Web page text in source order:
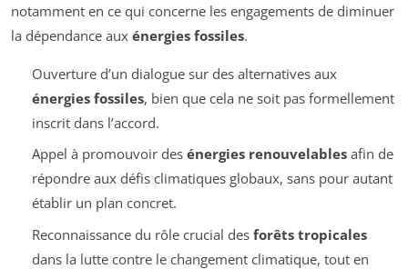
notamment en ce qui concerne les engagements de diminuer
la dépendance aux énergies fossiles.
Ouverture d’un dialogue sur des alternatives aux
énergies fossiles, bien que cela ne soit pas formellement
inscrit dans l’accord.
Appel à promouvoir des énergies renouvelablesafin de
répondre aux défis climatiques globaux, sans pour autant
établir un plan concret.
Reconnaissance du rôle crucial des forêts tropicales
dans la lutte contre le changement climatique, tout en